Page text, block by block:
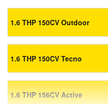
1.6 THP 150CV Outdoor
1.6 THP 150CV Tecno
1.6 THP 156CV Active